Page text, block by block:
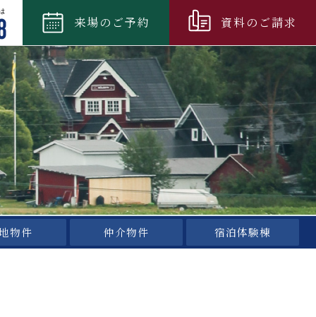
来場のご予約 資料のご請求
物件 仲介物件 宿泊体験棟